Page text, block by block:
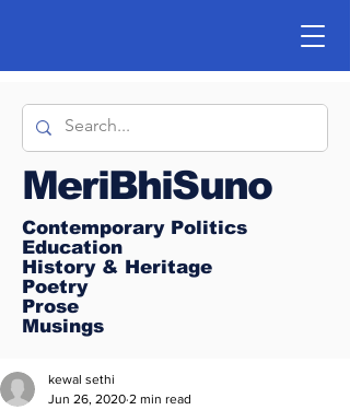
MeriBhiSuno
Contemporary Politics
Education
History & Heritage
Poetry
Prose
Musings
kewal sethi
Jun 26, 2020 2 min read